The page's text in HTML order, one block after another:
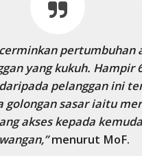
pertumbuhan
yang kukuh. Hampir
pelanggan ini
golongan sasar iaitu
akses kepada
menurut MoF.